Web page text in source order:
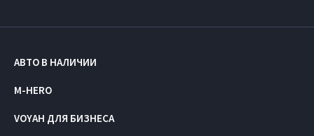
АВТО В НАЛИЧИИ
M-HERO
VOYAH ДЛЯ БИЗНЕСА